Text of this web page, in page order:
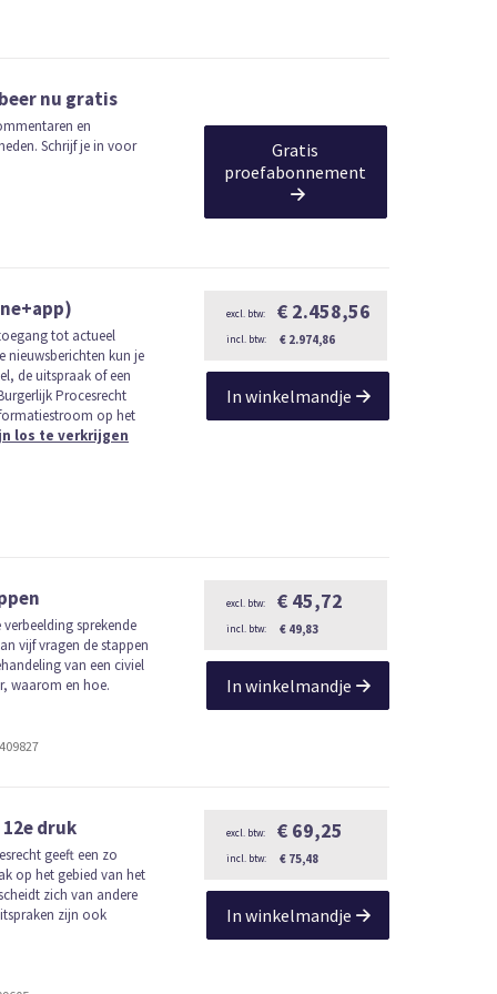
nu gratis
en
Schrijf je in voor
Gratis
proefabonnement
tot actueel
nieuwsberichten kun je
de uitspraak of een
Procesrecht
op het
los te verkrijgen
€ 2.458,56
€ 2.974,86
In winkelmandje
sprekende
vijf vragen de stappen
van een civiel
waarom en hoe.
€ 45,72
€ 49,83
In winkelmandje
druk
geeft een zo
op het gebied van het
zich van andere
zijn ook
€ 69,25
€ 75,48
In winkelmandje